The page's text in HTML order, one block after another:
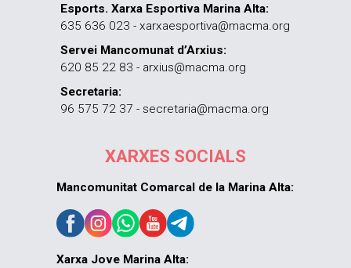
Esports. Xarxa Esportiva Marina Alta:
635 636 023 - xarxaesportiva@macma.org
Servei Mancomunat d’Arxius:
620 85 22 83 - arxius@macma.org
Secretaria:
96 575 72 37 - secretaria@macma.org
XARXES SOCIALS
Mancomunitat Comarcal de la Marina Alta:
Xarxa Jove Marina Alta: